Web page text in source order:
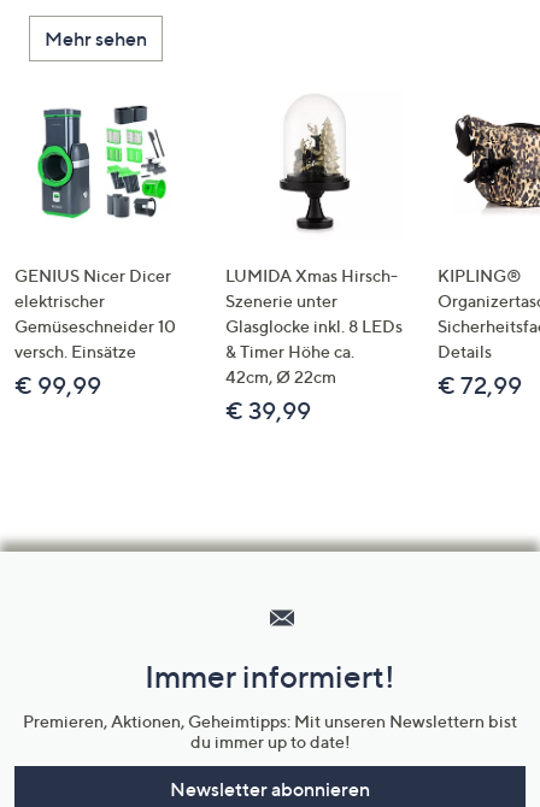
Mehr sehen
GENIUS Nicer Dicer
elektrischer
Gemüseschneider 10
versch. Einsätze
€ 99,99
LUMIDA Xmas Hirsch-
Szenerie unter
Glasglocke inkl. 8 LEDs
& Timer Höhe ca.
42cm, Ø 22cm
€ 39,99
KIPLING®
Details
€ 72,99
Unternehmensinformationen
Immer informiert!
Premieren, Aktionen, Geheimtipps: Mit unseren Newslettern bist
du immer up to date!
Newsletter abonnieren